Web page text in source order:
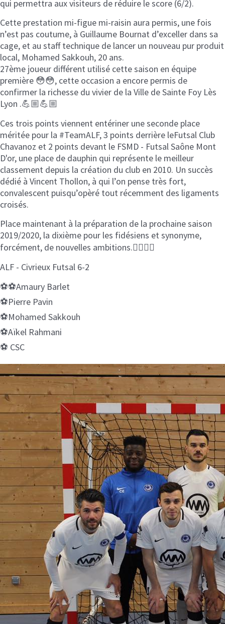
qui permettra aux visiteurs de réduire le score (6/2).
Cette prestation mi-figue mi-raisin aura permis, une fois
n’est pas coutume, à Guillaume Bournat d’exceller dans sa
cage, et au staff technique de lancer un nouveau pur produit
local, Mohamed Sakkouh, 20 ans.
27ème joueur différent utilisé cette saison en équipe
première 😳😳, cette occasion a encore permis de
confirmer la richesse du vivier de la Ville de Sainte Foy Lès
Lyon .💪🏼💪🏼
Ces trois points viennent entériner une seconde place
méritée pour la #TeamALF, 3 points derrière leFutsal Club
Chavanoz et 2 points devant le FSMD - Futsal Saône Mont
D'or, une place de dauphin qui représente le meilleur
classement depuis la création du club en 2010. Un succès
dédié à Vincent Thollon, à qui l’on pense très fort,
convalescent puisqu’opèré tout récemment des ligaments
croisés.
Place maintenant à la préparation de la prochaine saison
2019/2020, la dixième pour les fidésiens et synonyme,
forcément, de nouvelles ambitions.👍🏼👍🏼
ALF - Civrieux Futsal 6-2
⚽️⚽️Amaury Barlet
⚽️Pierre Pavin
⚽️Mohamed Sakkouh
⚽️Aïkel Rahmani
⚽️ CSC